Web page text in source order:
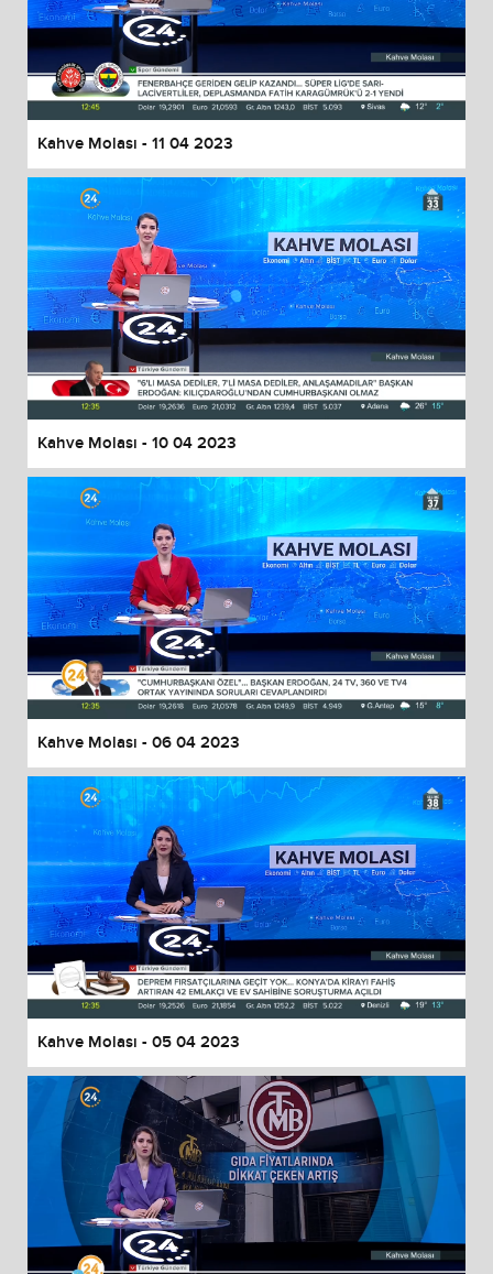
Kahve Molası - 11 04 2023
Kahve Molası - 10 04 2023
Kahve Molası - 06 04 2023
Kahve Molası - 05 04 2023